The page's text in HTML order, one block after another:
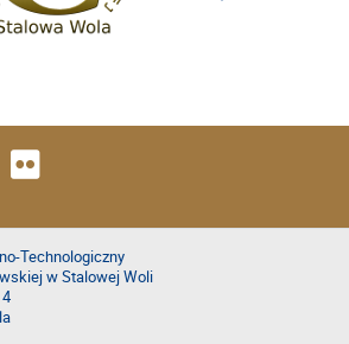
Technologiczny
w Stalowej Woli